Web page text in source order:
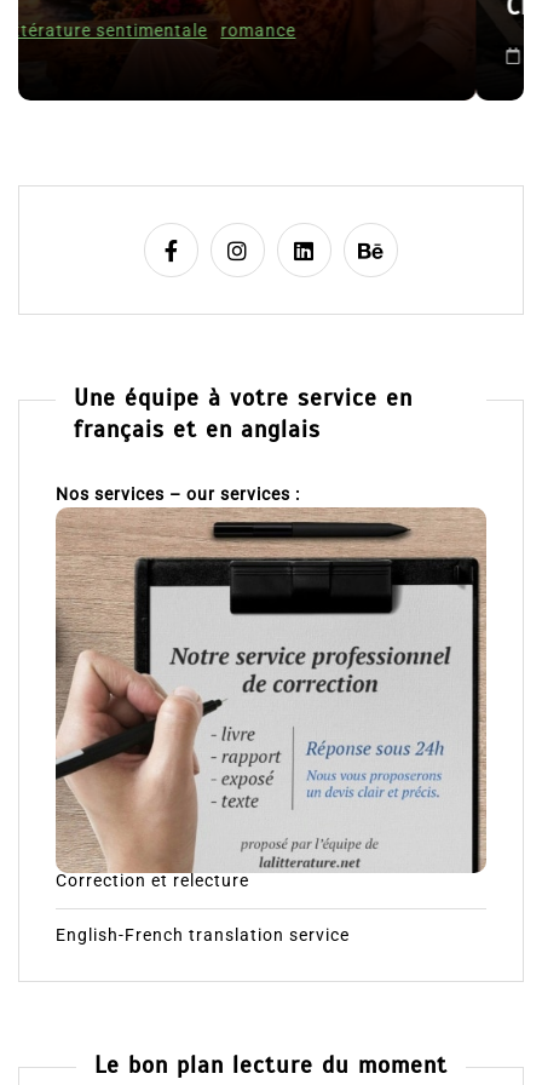
c
e
Une équipe à votre service en
français et en anglais
Nos services – our services :
Correction et relecture
English-French translation service
Le bon plan lecture du moment